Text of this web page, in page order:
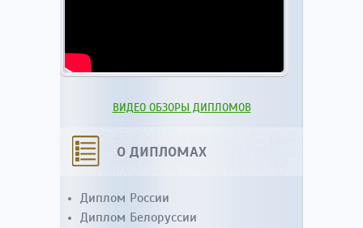
ВИДЕО ОБЗОРЫ ДИПЛОМОВ
О ДИПЛОМАХ
Диплом России
Диплом Белоруссии